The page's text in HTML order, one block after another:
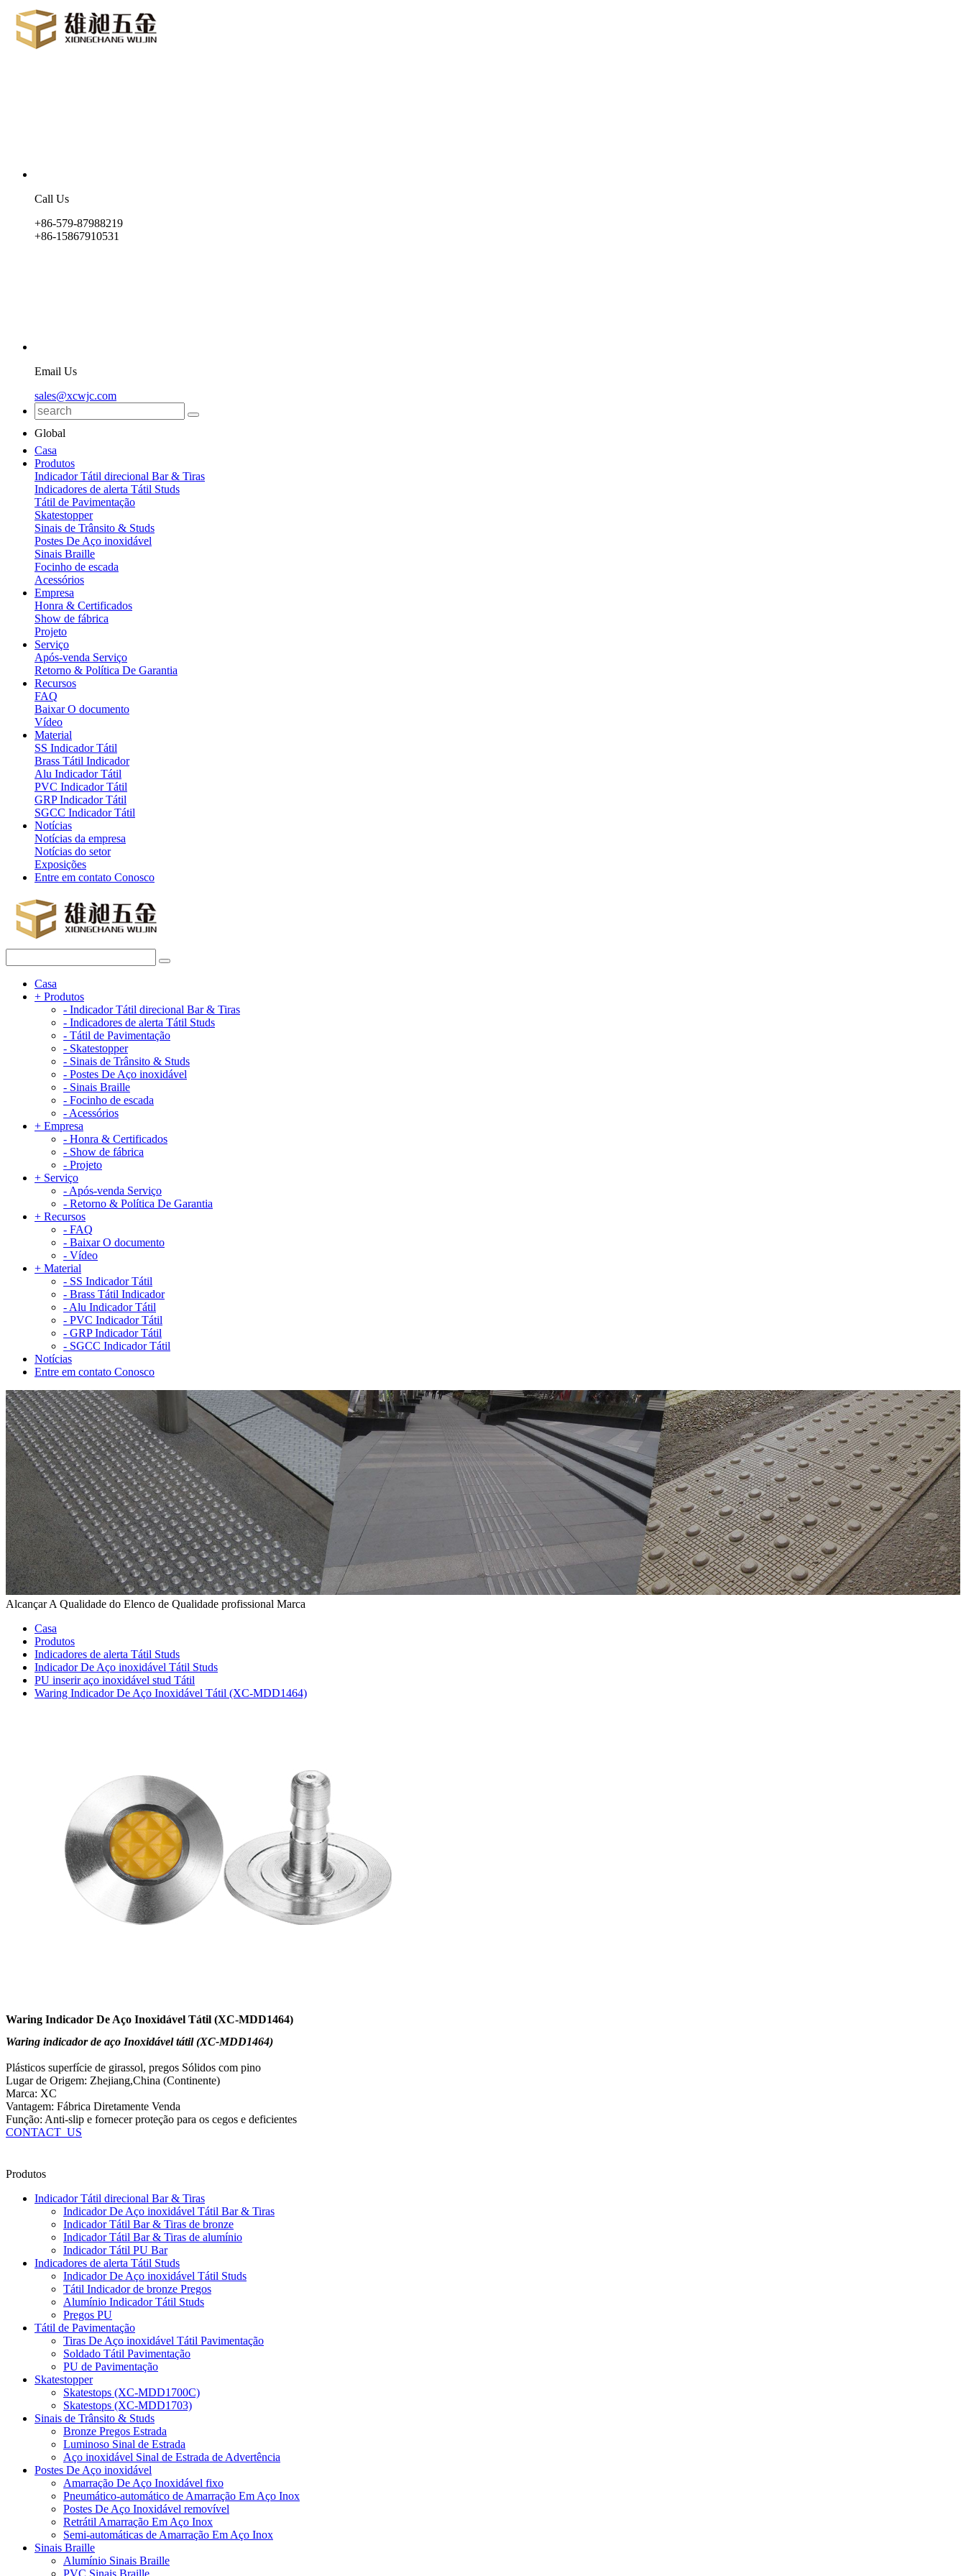
Call Us
+86-579-87988219
+86-15867910531
Email Us
sales@xcwjc.com
Global
Casa
Produtos
Indicador Tátil direcional Bar & Tiras
Indicadores de alerta Tátil Studs
Tátil de Pavimentação
Skatestopper
Sinais de Trânsito & Studs
Postes De Aço inoxidável
Sinais Braille
Focinho de escada
Acessórios
Empresa
Honra & Certificados
Show de fábrica
Projeto
Serviço
Após-venda Serviço
Retorno & Política De Garantia
Recursos
FAQ
Baixar O documento
Vídeo
Material
SS Indicador Tátil
Brass Tátil Indicador
Alu Indicador Tátil
PVC Indicador Tátil
GRP Indicador Tátil
SGCC Indicador Tátil
Notícias
Notícias da empresa
Notícias do setor
Exposições
Entre em contato Conosco
Casa
+ Produtos
- Indicador Tátil direcional Bar & Tiras
- Indicadores de alerta Tátil Studs
- Tátil de Pavimentação
- Skatestopper
- Sinais de Trânsito & Studs
- Postes De Aço inoxidável
- Sinais Braille
- Focinho de escada
- Acessórios
+ Empresa
- Honra & Certificados
- Show de fábrica
- Projeto
+ Serviço
- Após-venda Serviço
- Retorno & Política De Garantia
+ Recursos
- FAQ
- Baixar O documento
- Vídeo
+ Material
- SS Indicador Tátil
- Brass Tátil Indicador
- Alu Indicador Tátil
- PVC Indicador Tátil
- GRP Indicador Tátil
- SGCC Indicador Tátil
Notícias
Entre em contato Conosco
Alcançar A Qualidade do Elenco de Qualidade profissional Marca
Casa
Produtos
Indicadores de alerta Tátil Studs
Indicador De Aço inoxidável Tátil Studs
PU inserir aço inoxidável stud Tátil
Waring Indicador De Aço Inoxidável Tátil (XC-MDD1464)
Waring Indicador De Aço Inoxidável Tátil (XC-MDD1464)
Waring indicador de aço Inoxidável tátil (XC-MDD1464)
Plásticos superfície de girassol, pregos Sólidos com pino
Lugar de Origem: Zhejiang,China (Continente)
Marca: XC
Vantagem: Fábrica Diretamente Venda
Função: Anti-slip e fornecer proteção para os cegos e deficientes
CONTACT_US
Produtos
Indicador Tátil direcional Bar & Tiras
Indicador De Aço inoxidável Tátil Bar & Tiras
Indicador Tátil Bar & Tiras de bronze
Indicador Tátil Bar & Tiras de alumínio
Indicador Tátil PU Bar
Indicadores de alerta Tátil Studs
Indicador De Aço inoxidável Tátil Studs
Tátil Indicador de bronze Pregos
Alumínio Indicador Tátil Studs
Pregos PU
Tátil de Pavimentação
Tiras De Aço inoxidável Tátil Pavimentação
Soldado Tátil Pavimentação
PU de Pavimentação
Skatestopper
Skatestops (XC-MDD1700C)
Skatestops (XC-MDD1703)
Sinais de Trânsito & Studs
Bronze Pregos Estrada
Luminoso Sinal de Estrada
Aço inoxidável Sinal de Estrada de Advertência
Postes De Aço inoxidável
Amarração De Aço Inoxidável fixo
Pneumático-automático de Amarração Em Aço Inox
Postes De Aço Inoxidável removível
Retrátil Amarração Em Aço Inox
Semi-automáticas de Amarração Em Aço Inox
Sinais Braille
Alumínio Sinais Braille